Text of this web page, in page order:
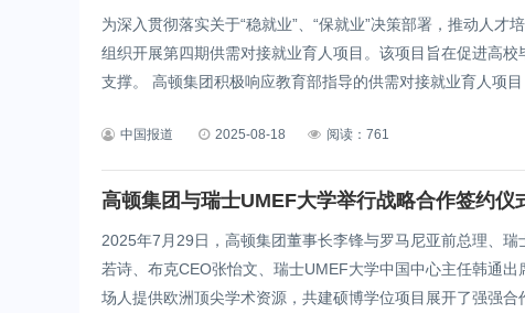
为深入贯彻落实关于“稳就业”、“保就业”决策部署，推动人
组织开展第四期供需对接就业育人项目。该项目旨在促进高
支撑。 高顿集团积极响应教育部指导的供需对接就业育人项目
中国报道 2025-08-18 阅读：761
高顿集团与瑞士UMEF大学举行战略合作签约仪
2025年7月29日，高顿集团董事长李锋与罗马尼亚前总理、
若诗、布克CEO张怡文、瑞士UMEF大学中国中心主任韩通
场人提供欧洲顶尖学术资源，共建硕博学位项目展开了强强合